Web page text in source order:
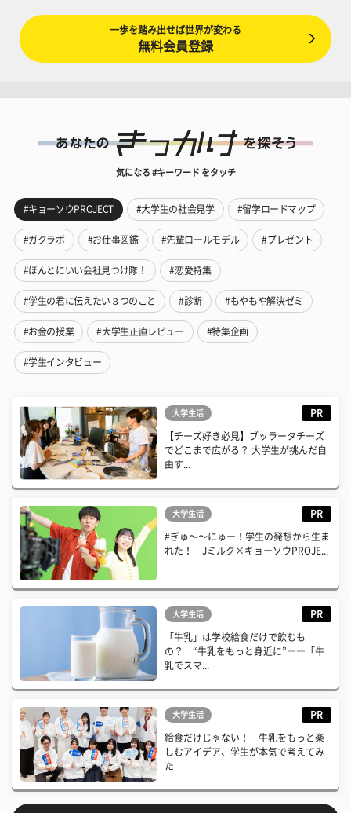
一歩を踏み出せば世界が変わる
無料会員登録
気になる #キーワード をタッチ
#キョーソウPROJECT #大学生の社会見学 #留学ロードマップ
#ガクラボ #お仕事図鑑 #先輩ロールモデル #プレゼント
#ほんとにいい会社見つけ隊！ #恋愛特集
#学生の君に伝えたい３つのこと #診断 #もやもや解決ゼミ
#お金の授業 #大学生正直レビュー #特集企画
#学生インタビュー
大学生活 PR
【チーズ好き必見】ブッラータチーズ
でどこまで広がる？ 大学生が挑んだ自
由す...
大学生活 PR
#ぎゅ〜〜にゅー！学生の発想から生ま
れた！ Jミルク×キョーソウPROJE...
大学生活 PR
「牛乳」は学校給食だけで飲むも
の？ “牛乳をもっと身近に”――「牛
乳でスマ...
大学生活 PR
給食だけじゃない！ 牛乳をもっと楽
しむアイデア、学生が本気で考えてみ
た